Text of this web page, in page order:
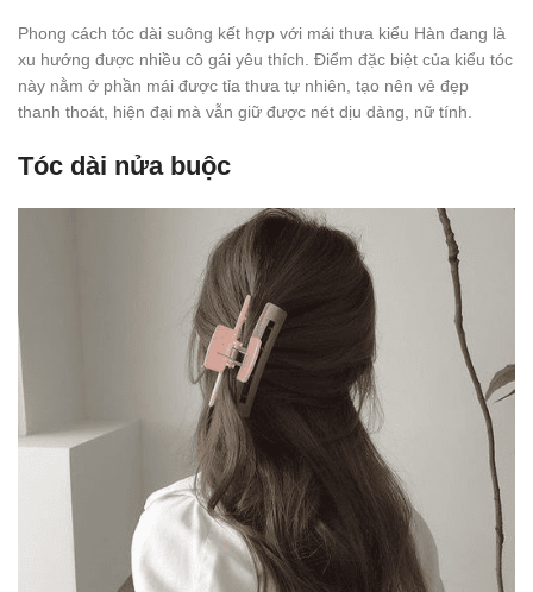
Phong cách tóc dài suông kết hợp với mái thưa kiểu Hàn đang là
xu hướng được nhiều cô gái yêu thích. Điểm đặc biệt của kiểu tóc
này nằm ở phần mái được tỉa thưa tự nhiên, tạo nên vẻ đẹp
thanh thoát, hiện đại mà vẫn giữ được nét dịu dàng, nữ tính.
Tóc dài nửa buộc